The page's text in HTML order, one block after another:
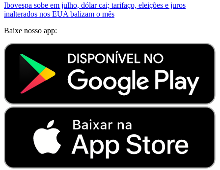
Ibovespa sobe em julho, dólar cai; tarifaço, eleições e juros
inalterados nos EUA balizam o mês
Baixe nosso app: